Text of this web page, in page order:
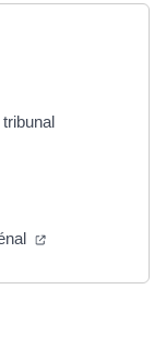
(nouvelle